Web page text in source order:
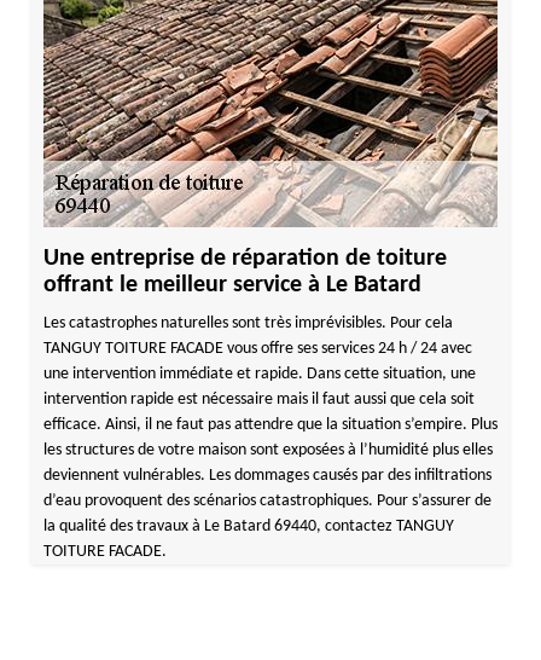
Une entreprise de réparation de toiture
offrant le meilleur service à Le Batard
Les catastrophes naturelles sont très imprévisibles. Pour cela
TANGUY TOITURE FACADE vous offre ses services 24 h / 24 avec
une intervention immédiate et rapide. Dans cette situation, une
intervention rapide est nécessaire mais il faut aussi que cela soit
efficace. Ainsi, il ne faut pas attendre que la situation s’empire. Plus
les structures de votre maison sont exposées à l’humidité plus elles
deviennent vulnérables. Les dommages causés par des infiltrations
d’eau provoquent des scénarios catastrophiques. Pour s’assurer de
la qualité des travaux à Le Batard 69440, contactez TANGUY
TOITURE FACADE.